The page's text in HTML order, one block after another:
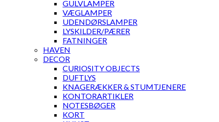
GULVLAMPER
VÆGLAMPER
UDENDØRSLAMPER
LYSKILDER/PÆRER
FATNINGER
HAVEN
DECOR
CURIOSITY OBJECTS
DUFTLYS
KNAGERÆKKER & STUMTJENERE
KONTORARTIKLER
NOTESBØGER
KORT